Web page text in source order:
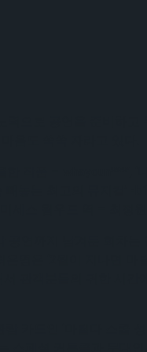
으로 공연을 준비하고
음도 쑥쑥 자라고 있다.
영은 ‘2월이 지나면 마
카드인 ‘마틸다 스쿨
페셜 커튼콜과 무대인